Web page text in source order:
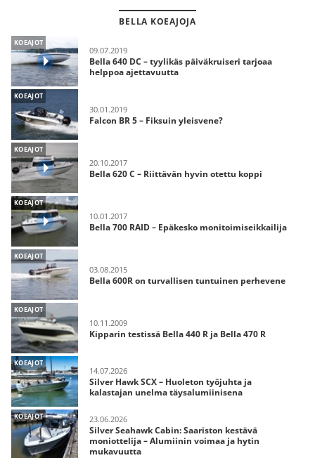
BELLA KOEAJOJA
KOEAJOT
09.07.2019
Bella 640 DC – tyylikäs päiväkruiseri tarjoaa
helppoa ajettavuutta
KOEAJOT
30.01.2019
Falcon BR 5 – Fiksuin yleisvene?
KOEAJOT
20.10.2017
Bella 620 C – Riittävän hyvin otettu koppi
KOEAJOT
10.01.2017
Bella 700 RAID – Epäkesko monitoimiseikkailija
KOEAJOT
03.08.2015
Bella 600R on turvallisen tuntuinen perhevene
KOEAJOT
10.11.2009
Kipparin testissä Bella 440 R ja Bella 470 R
KOEAJOT
14.07.2026
Silver Hawk SCX – Huoleton työjuhta ja
kalastajan unelma täysalumiinisena
KOEAJOT 23.06.2026
Silver Seahawk Cabin: Saariston kestävä
moniottelija – Alumiinin voimaa ja hytin
mukavuutta